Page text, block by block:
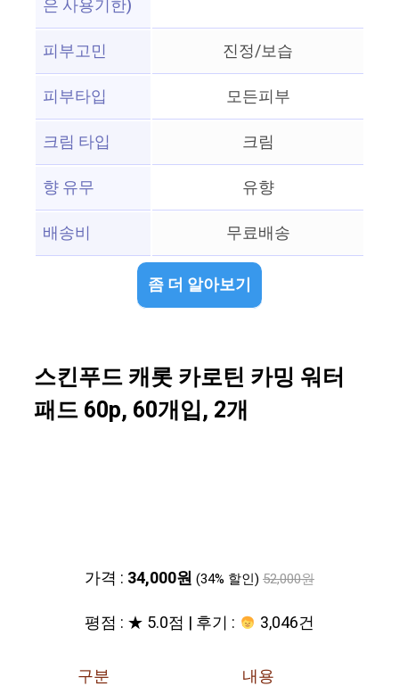
은 사용기한)
피부고민
진정/보습
피부타입
모든피부
크림 타입
크림
향 유무
유향
배송비
무료배송
좀 더 알아보기
스킨푸드 캐롯 카로틴 카밍 워터
패드 60p, 60개입, 2개
가격 : 34,000원 (34% 할인) 52,000원
평점 : ★ 5.0점 | 후기 : 3,046건
구분
내용